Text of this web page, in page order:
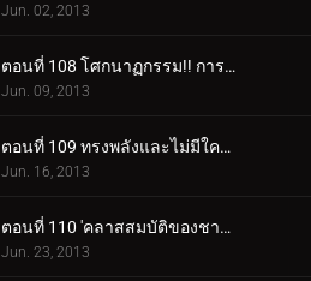
Jun. 02, 2013
ตอนที่ 108 โศกนาฏกรรม!! การล่มสลายของวัดโชคุริน... ลาก่อนโคมัตสึ!!
Jun. 09, 2013
ตอนที่ 109 ทรงพลังและไม่มีใครเทียบได้! ผู้ที่ได้รับเกียรติด้านอาหาร!
Jun. 16, 2013
ตอนที่ 110 'คลาสสมบัติของชาติ' เทคนิคชิงช้า 100 ล้านเยน! โทริโกะ VS ย่าชิโยะ
Jun. 23, 2013